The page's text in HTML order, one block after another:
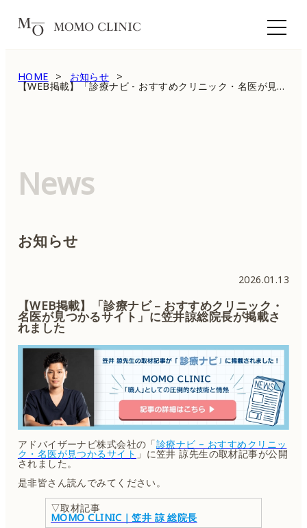
HOME お知らせ
【WEB掲載】「診療ナビ - おすすめクリニック・名医が見つかるサイト」に笠井諒総院長が掲載されました
News
お知らせ
2026.01.13
【WEB掲載】「診療ナビ – おすすめクリニック・
名医が見つかるサイト」に笠井諒総院長が掲載さ
れました
アドバイザーナビ株式会社の「診療ナビ – おすすめクリニッ
ク・名医が見つかるサイト 」に笠井 諒先生の取材記事が公開
されました。
是非皆さん読んでみてください。
▽取材記事
MOMO CLINIC｜笠井 諒 総院長